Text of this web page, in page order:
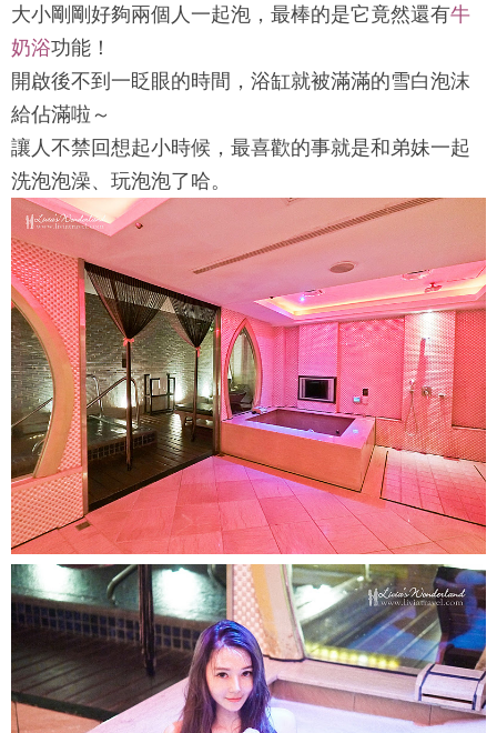
大小剛剛好夠兩個人一起泡，最棒的是它竟然還有牛
奶浴功能！
開啟後不到一眨眼的時間，浴缸就被滿滿的雪白泡沫
給佔滿啦～
讓人不禁回想起小時候，最喜歡的事就是和弟妹一起
洗泡泡澡、玩泡泡了哈。